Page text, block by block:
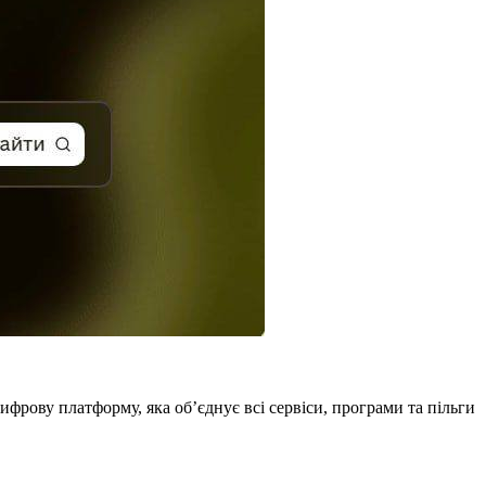
платформу, яка об’єднує всі сервіси, програми та пільги